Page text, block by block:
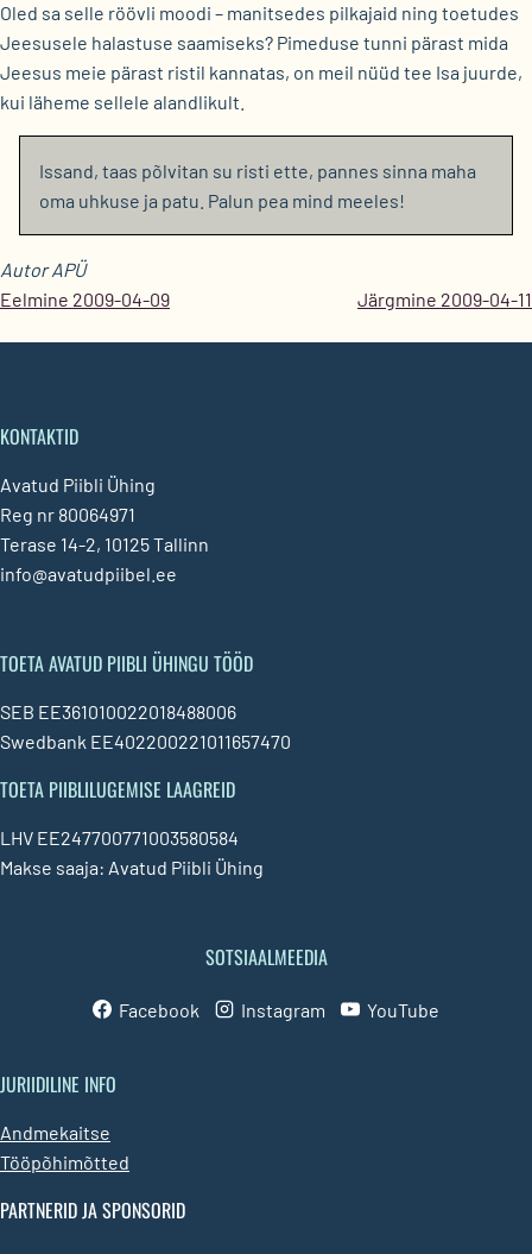
Oled sa selle röövli moodi – manitsedes pilkajaid ning toetudes
Jeesusele halastuse saamiseks? Pimeduse tunni pärast mida
Jeesus meie pärast ristil kannatas, on meil nüüd tee Isa juurde,
kui läheme sellele alandlikult.
Issand, taas põlvitan su risti ette, pannes sinna maha
oma uhkuse ja patu. Palun pea mind meeles!
Autor APÜ
Eelmine 2009-04-09
Järgmine 2009-04-11
KONTAKTID
Avatud Piibli Ühing
Reg nr 80064971
Terase 14-2, 10125 Tallinn
info@avatudpiibel.ee
TOETA AVATUD PIIBLI ÜHINGU TÖÖD
SEB EE361010022018488006
Swedbank EE402200221011657470
TOETA PIIBLILUGEMISE LAAGREID
LHV EE247700771003580584
Makse saaja: Avatud Piibli Ühing
SOTSIAALMEEDIA
Facebook Instagram YouTube
JURIIDILINE INFO
Andmekaitse
Tööpõhimõtted
PARTNERID JA SPONSORID